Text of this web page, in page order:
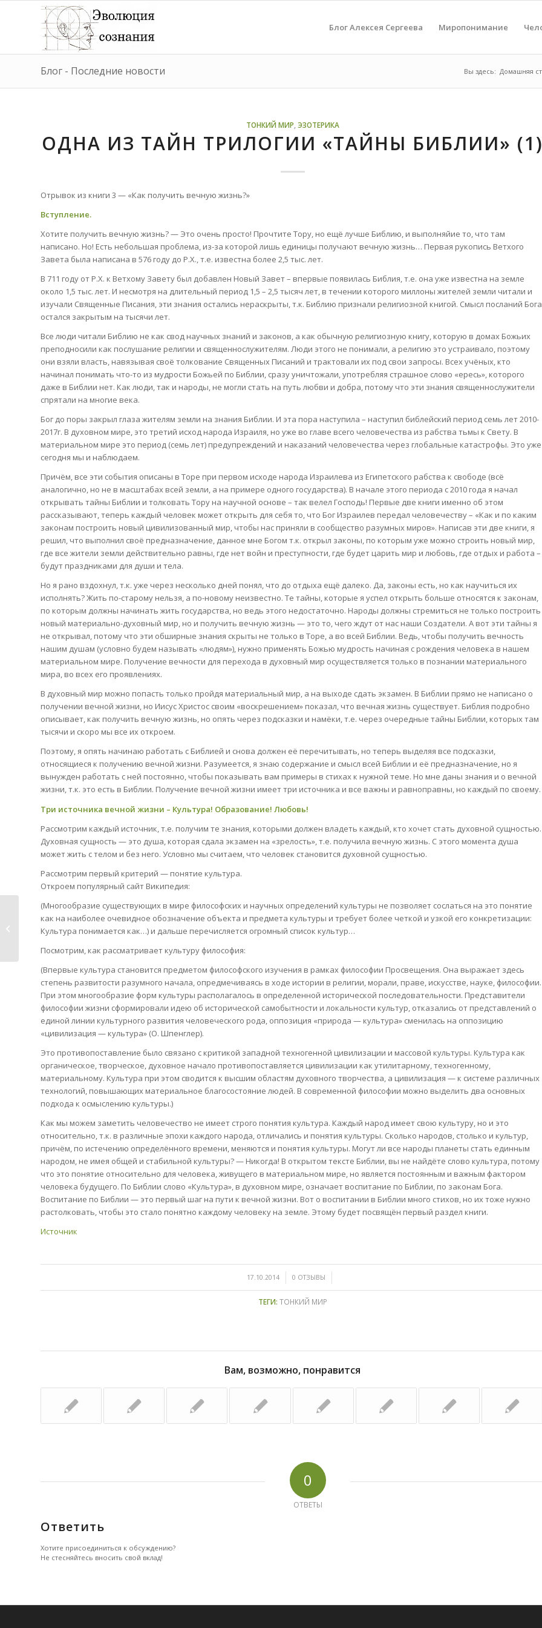
Блог Алексея Сергеева Миропонимание
Блог - Последние новости Вы здесь: Домашняя
ТОНКИЙ МИР ЭЗОТЕРИКА
ОДНА ИЗ ТАЙН ТРИЛОГИИ «ТАЙНЫ БИБЛИИ» (1)
Отрывок из книги 3 — «Как получить вечную жизнь?»
Вступление.
Хотите получить вечную жизнь? — Это очень просто! Прочтите Тору, но ещё лучше Библию, и выполняйие то, что там
написано. Но! Есть небольшая проблема, из-за которой лишь единицы получают вечную жизнь… Первая рукопись Ветхого
Завета была написана в 576 году до Р.Х., т.е. известна более 2,5 тыс. лет.
В 711 году от Р.Х. к Ветхому Завету был добавлен Новый Завет – впервые появилась Библия, т.е. она уже известна на земле
около 1,5 тыс. лет. И несмотря на длительный период 1,5 – 2,5 тысяч лет, в течении которого миллоны жителей земли читали и
изучали Священные Писания, эти знания остались нераскрыты, т.к. Библию признали религиозной книгой. Смысл посланий Бога
остался закрытым на тысячи лет.
Все люди читали Библию не как свод научных знаний и законов, а как обычную религиозную книгу, которую в домах Божьих
преподносили как послушание религии и священнослужителям. Люди этого не понимали, а религию это устраивало, поэтому
они взяли власть, навязывая своё толкование Священных Писаний и трактовали их под свои запросы. Всех учёных, кто
начинал понимать что-то из мудрости Божьей по Библии, сразу уничтожали, употребляя страшное слово «ересь», которого
даже в Библии нет. Как люди, так и народы, не могли стать на путь любви и добра, потому что эти знания священнослужители
спрятали на многие века.
Бог до поры закрыл глаза жителям земли на знания Библии. И эта пора наступила – наступил библейский период семь лет 2010-
2017г. В духовном мире, это третий исход народа Израиля, но уже во главе всего человечества из рабства тьмы к Свету. В
материальном мире это период (семь лет) предупреждений и наказаний человечества через глобальные катастрофы. Это уже
сегодня мы и наблюдаем.
Причём, все эти события описаны в Торе при первом исходе народа Израилева из Египетского рабства к свободе (всё
аналогично, но не в масштабах всей земли, а на примере одного государства). В начале этого периода с 2010 года я начал
открывать тайны Библии и толковать Тору на научной основе – так велел Господь! Первые две книги именно об этом
рассказывают, теперь каждый человек может открыть для себя то, что Бог Израилев передал человечеству – «Как и по каким
законам построить новый цивилизованный мир, чтобы нас приняли в сообщество разумных миров». Написав эти две книги, я
решил, что выполнил своё предназначение, данное мне Богом т.к. открыл законы, по которым уже можно строить новый мир,
где все жители земли действительно равны, где нет войн и преступности, где будет царить мир и любовь, где отдых и работа –
будут праздниками для души и тела.
Но я рано вздохнул, т.к. уже через несколько дней понял, что до отдыха ещё далеко. Да, законы есть, но как научиться их
исполнять? Жить по-старому нельзя, а по-новому неизвестно. Те тайны, которые я успел открыть больше относятся к законам,
по которым должны начинать жить государства, но ведь этого недостаточно. Народы должны стремиться не только построить
новый материально-духовный мир, но и получить вечную жизнь — это то, чего ждут от нас наши Создатели. А вот эти тайны я
не открывал, потому что эти обширные знания скрыты не только в Торе, а во всей Библии. Ведь, чтобы получить вечность
нашим душам (условно будем называть «людям»), нужно применять Божью мудрость начиная с рождения человека в нашем
материальном мире. Получение вечности для перехода в духовный мир осуществляется только в познании материального
мира, во всех его проявлениях.
В духовный мир можно попасть только пройдя материальный мир, а на выходе сдать экзамен. В Библии прямо не написано о
получении вечной жизни, но Иисус Христос своим «воскрешением» показал, что вечная жизнь существует. Библия подробно
описывает, как получить вечную жизнь, но опять через подсказки и намёки, т.е. через очередные тайны Библии, которых там
тысячи и скоро мы все их откроем.
Поэтому, я опять начинаю работать с Библией и снова должен её перечитывать, но теперь выделяя все подсказки,
относящиеся к получению вечной жизни. Разумеется, я знаю содержание и смысл всей Библии и её предназначение, но я
вынужден работать с ней постоянно, чтобы показывать вам примеры в стихах к нужной теме. Но мне даны знания и о вечной
жизни, т.к. это есть в Библии. Получение вечной жизни имеет три источника и все важны и равноправны, но каждый по своему.
Три источника вечной жизни – Культура! Образование! Любовь!
Рассмотрим каждый источник, т.е. получим те знания, которыми должен владеть каждый, кто хочет стать духовной сущностью.
Духовная сущность — это душа, которая сдала экзамен на «зрелость», т.е. получила вечную жизнь. С этого момента душа
может жить с телом и без него. Условно мы считаем, что человек становится духовной сущностью.
Рассмотрим первый критерий — понятие культура.
Откроем популярный сайт Википедия:
(Многообразие существующих в мире философских и научных определений культуры не позволяет сослаться на это понятие
как на наиболее очевидное обозначение объекта и предмета культуры и требует более четкой и узкой его конкретизации:
Культура понимается как…) и дальше перечисляется огромный список культур…
Посмотрим, как рассматривает культуру философия:
(Впервые культура становится предметом философского изучения в рамках философии Просвещения. Она выражает здесь
степень развитости разумного начала, опредмечиваясь в ходе истории в религии, морали, праве, искусстве, науке, философии.
При этом многообразие форм культуры располагалось в определенной исторической последовательности. Представители
философии жизни сформировали идею об исторической самобытности и локальности культур, отказались от представлений о
единой линии культурного развития человеческого рода, оппозиция «природа — культура» сменилась на оппозицию
«цивилизация — культура» (О. Шпенглер).
Это противопоставление было связано с критикой западной техногенной цивилизации и массовой культуры. Культура как
органическое, творческое, духовное начало противопоставляется цивилизации как утилитарному, техногенному,
материальному. Культура при этом сводится к высшим областям духовного творчества, а цивилизация — к системе различных
технологий, повышающих материальное благосостояние людей. В современной философии можно выделить два основных
подхода к осмыслению культуры.)
Как мы можем заметить человечество не имеет строго понятия культура. Каждый народ имеет свою культуру, но и это
относительно, т.к. в различные эпохи каждого народа, отличались и понятия культуры. Сколько народов, столько и культур,
причём, по истечению определённого времени, меняются и понятия культуры. Могут ли все народы планеты стать единным
народом, не имея общей и стабильной культуры? — Никогда! В открытом тексте Библии, вы не найдёте слово культура, потому
что это понятие относительно для человека, живущего в материальном мире, но является постоянным и важным фактором
человека будущего. По Библии слово «Культура», в духовном мире, означает воспитание по Библии, по законам Бога.
Воспитание по Библии — это первый шаг на пути к вечной жизни. Вот о воспитании в Библии много стихов, но их тоже нужно
растолковать, чтобы это стало понятно каждому человеку на земле. Этому будет посвящён первый раздел книги.
Источник
17.10.2014
/ 0 ОТЗЫВЫ
/
ТЕГИ: ТОНКИЙ МИР
Вам, возможно, понравится
0
ОТВЕТЫ
Ответить
Хотите присоединиться к обсуждению?
Не стесняйтесь вносить свой вклад!
Неизбежность
«религии итога» (2)